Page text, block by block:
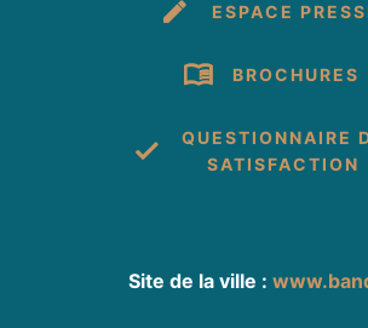
ESPACE
BROCHURES
QUESTIONNAIRE
SATISFACTION
Site de la ville :